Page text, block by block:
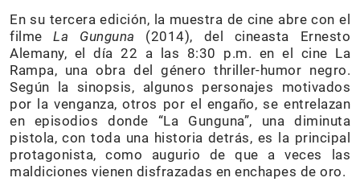
En su tercera edición, la muestra de cine abre con el
filmeLa Gunguna (2014), del cineasta Ernesto
Alemany, el día 22 a las 8:30 p.m. en el cine La
Rampa, una obra del género thriller-humor negro.
Según la sinopsis, algunos personajes motivados
por la venganza, otros por el engaño, se entrelazan
en episodios donde “La Gunguna”, una diminuta
pistola, con toda una historia detrás, es la principal
protagonista, como augurio de que a veces las
maldiciones vienen disfrazadas en enchapes de oro.